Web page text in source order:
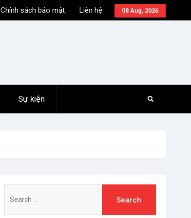
08 Aug, 2026
Chính sách bảo mật Liên hệ
Sự kiện
for: